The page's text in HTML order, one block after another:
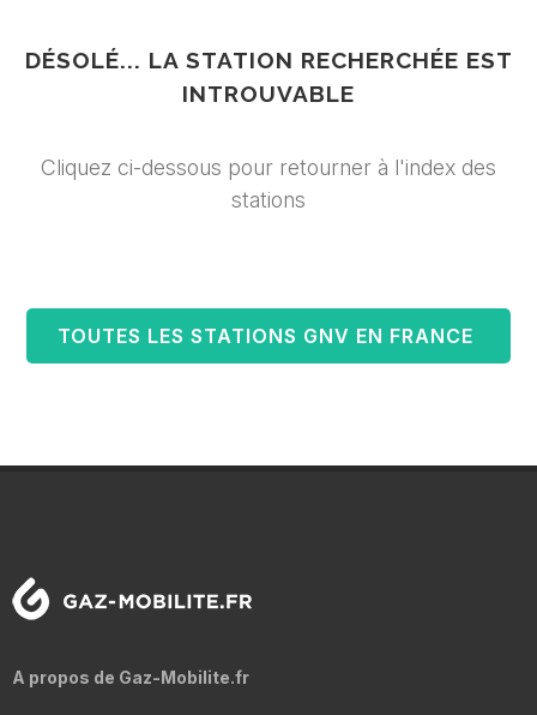
DÉSOLÉ... LA STATION RECHERCHÉE EST
INTROUVABLE
Cliquez ci-dessous pour retourner à l'index des
stations
TOUTES LES STATIONS GNV EN FRANCE
A propos de Gaz-Mobilite.fr